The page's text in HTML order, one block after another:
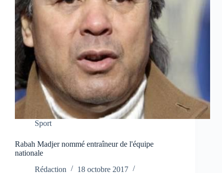
Sport
Rabah Madjer nommé entraîneur de l'équipe
nationale
Rédaction
18 octobre 2017